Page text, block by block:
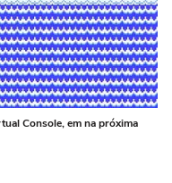
Console, em na próxima